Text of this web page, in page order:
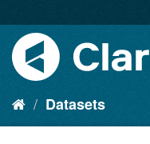
Datasets